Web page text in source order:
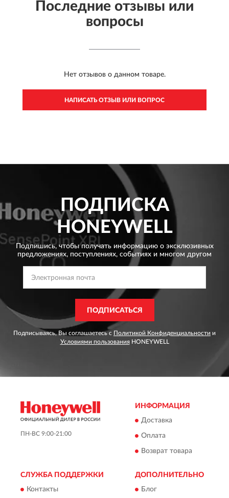
Последние отзывы или
вопросы
Нет отзывов о данном товаре.
НАПИСАТЬ ОТЗЫВ ИЛИ ВОПРОС
ПОДПИСКА
HONEYWELL
Подпишись, чтобы получать информацию о эксклюзивных
предложениях, поступлениях, событиях и многом другом
ПОДПИСАТЬСЯ
Подписываясь, Вы соглашаетесь с Политикой Конфиденциальности и
Условиями пользованияHONEYWELL
ПН-ВС 9:00-21:00
ИНФОРМАЦИЯ
Доставка
Оплата
Возврат товара
СЛУЖБА ПОДДЕРЖКИ
Контакты
ДОПОЛНИТЕЛЬНО
Блог